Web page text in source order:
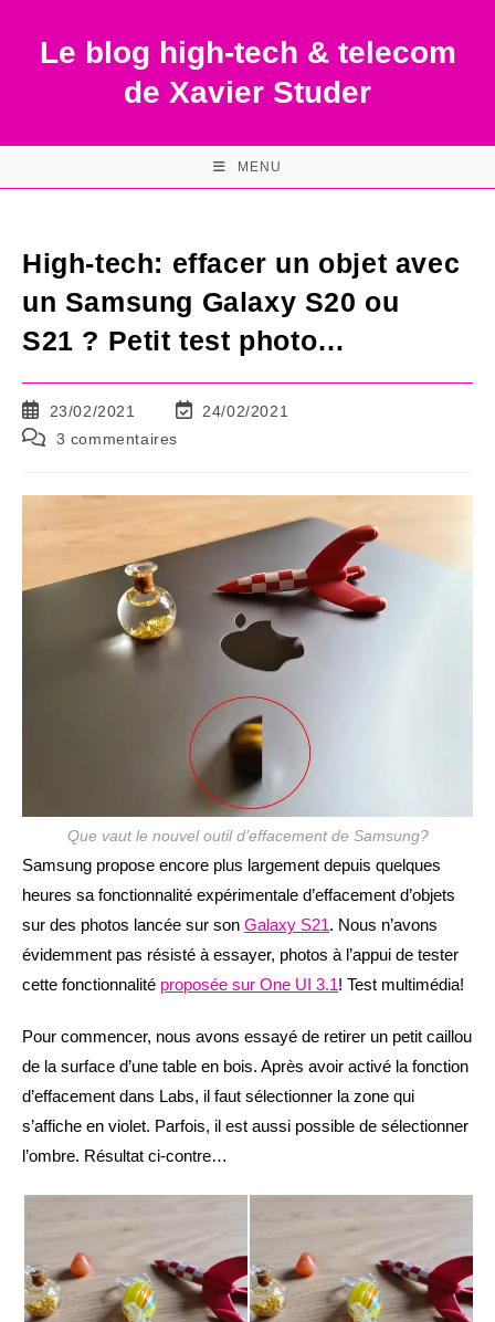
contentLe blog high-tech & telecom
de Xavier Studer
MENU
High-tech: effacer un objet avec
un Samsung Galaxy S20 ou
S21 ? Petit test photo…
Publication
publiée :
23/02/2021
Dernière
publication :
24/02/2021
Commentaires
publication :
3 commentaires
Que vaut le nouvel outil d’effacement de Samsung?
Samsung propose encore plus largement depuis quelques
heures sa fonctionnalité expérimentale d’effacement d’objets
sur des photos lancée sur son Galaxy S21. Nous n’avons
évidemment pas résisté à essayer, photos à l’appui de tester
cette fonctionnalité proposée sur One UI 3.1! Test multimédia!
Pour commencer, nous avons essayé de retirer un petit caillou
de la surface d’une table en bois. Après avoir activé la fonction
d’effacement dans Labs, il faut sélectionner la zone qui
s’affiche en violet. Parfois, il est aussi possible de sélectionner
l’ombre. Résultat ci-contre…